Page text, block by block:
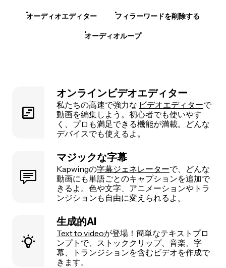
オーディオエディター フィラーワードを削除する
オーディオループ
オンラインビデオエディター
私たちの高速で強力な ビデオエディターで
動画を編集しよう。初心者でも使いやす
く、プロも満足できる機能が満載。どんな
デバイスでも使えるよ。
マジックな字幕
Kapwingの字幕ジェネレーターで、どんな
動画にも単語ごとのキャプションを追加で
きるよ。色や文字、アニメーションやトラ
ンジションも自由に変えられるよ。
生成的AI
Text to videoが登場！簡単なテキストプロ
ンプトで、ストッククリップ、音楽、字
幕、トランジションを含むビデオを作成で
きます。